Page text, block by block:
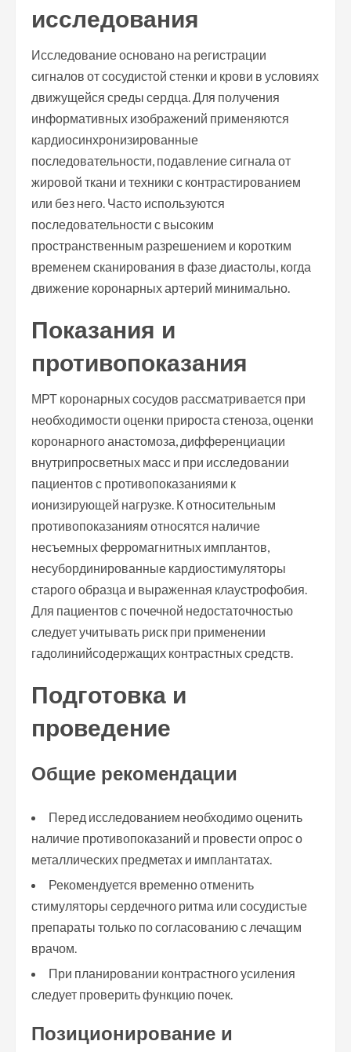
исследования
Исследование основано на регистрации
сигналов от сосудистой стенки и крови в условиях
движущейся среды сердца. Для получения
информативных изображений применяются
кардиосинхронизированные
последовательности, подавление сигнала от
жировой ткани и техники с контрастированием
или без него. Часто используются
последовательности с высоким
пространственным разрешением и коротким
временем сканирования в фазе диастолы, когда
движение коронарных артерий минимально.
Показания и
противопоказания
МРТ коронарных сосудов рассматривается при
необходимости оценки прироста стеноза, оценки
коронарного анастомоза, дифференциации
внутрипросветных масс и при исследовании
пациентов с противопоказаниями к
ионизирующей нагрузке. К относительным
противопоказаниям относятся наличие
несъемных ферромагнитных имплантов,
несубординированные кардиостимуляторы
старого образца и выраженная клаустрофобия.
Для пациентов с почечной недостаточностью
следует учитывать риск при применении
гадолинийсодержащих контрастных средств.
Подготовка и
проведение
Общие рекомендации
Перед исследованием необходимо оценить
наличие противопоказаний и провести опрос о
металлических предметах и имплантатах.
Рекомендуется временно отменить
стимуляторы сердечного ритма или сосудистые
препараты только по согласованию с лечащим
врачом.
При планировании контрастного усиления
следует проверить функцию почек.
Позиционирование и